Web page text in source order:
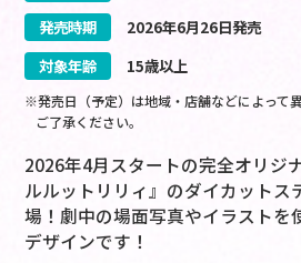
発売時期
2026年6月26日発売
対象年齢
15歳以上
※発売日（予定）は地域・店舗などによって
ご了承ください。
2026年4月スタートの完全オリジ
ルルットリリィ』のダイカットス
場！劇中の場面写真やイラストを
デザインです！